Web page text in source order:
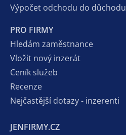
Výpočet odchodu do důchodu
PRO FIRMY
Hledám zaměstnance
Vložit nový inzerát
Ceník služeb
Recenze
Nejčastější dotazy - inzerenti
JENFIRMY.CZ